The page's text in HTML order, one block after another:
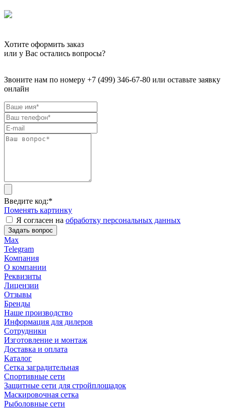
Хотите оформить заказ
или у Вас остались вопросы?
Звоните нам по номеру +7 (499) 346-67-80 или оставьте заявку
онлайн
Введите код:*
Поменять картинку
Я согласен на обработку персональных данных
Задать вопрос
Max
Telegram
Компания
О компании
Реквизиты
Лицензии
Отзывы
Бренды
Наше производство
Информация для дилеров
Сотрудники
Изготовление и монтаж
Доставка и оплата
Каталог
Сетка заградительная
Спортивные сети
Защитные сети для стройплощадок
Маскировочная сетка
Рыболовные сети